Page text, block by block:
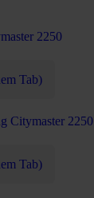
2250
Tab)
Citymaster 2250
Tab)